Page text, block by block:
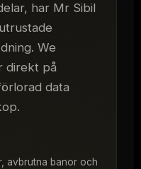
har Mr Sibil
We
direkt på
data
avbrutna banor och